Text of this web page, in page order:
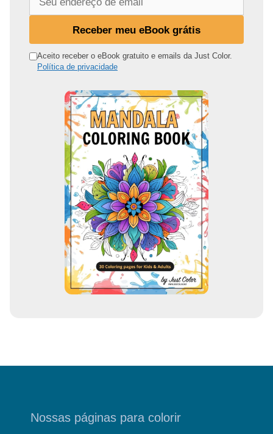
n
Receber meu eBook grátis
Aceito receber o eBook gratuito e emails da Just Color.
Política de privacidade
Nossas páginas para colorir